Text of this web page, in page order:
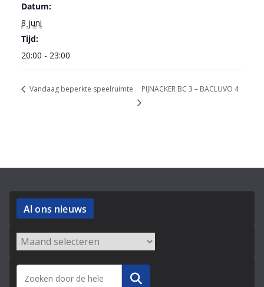
Datum:
8 juni
Tijd:
20:00 - 23:00
Vandaag beperkte speelruimte PIJNACKER BC 3 – BACLUVO 4
Al ons nieuws
Archieven
Zoeken